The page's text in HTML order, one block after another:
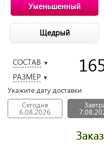
Уменьшенный
Щедрый
СОСТАВ ▼
РАЗМЕР ▼
Укажите дату доставки
Сегодня
6.08.2026